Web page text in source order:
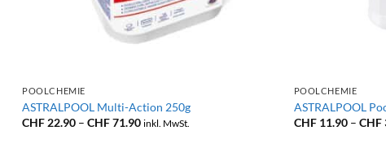
POOLCHEMIE
ASTRALPOOL Multi-Action 250g
CHF 22.90 –CHF71.90Preisspanne:
inkl. MwSt.
POOLCHEMIE
ASTRALPOOL
CHF11.90 – CHF